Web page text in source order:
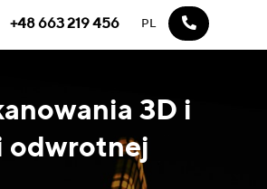
PL
+48 663 219 456
3D i
odwrotnej